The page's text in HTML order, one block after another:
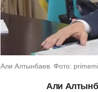
Али Алтынбаев. Фото:
Али